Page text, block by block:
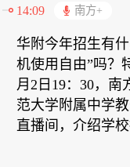
14:09 南方+
华附今年招生有
机使用自由”吗？
月2日19：30，南
范大学附属中学
直播间，介绍学校